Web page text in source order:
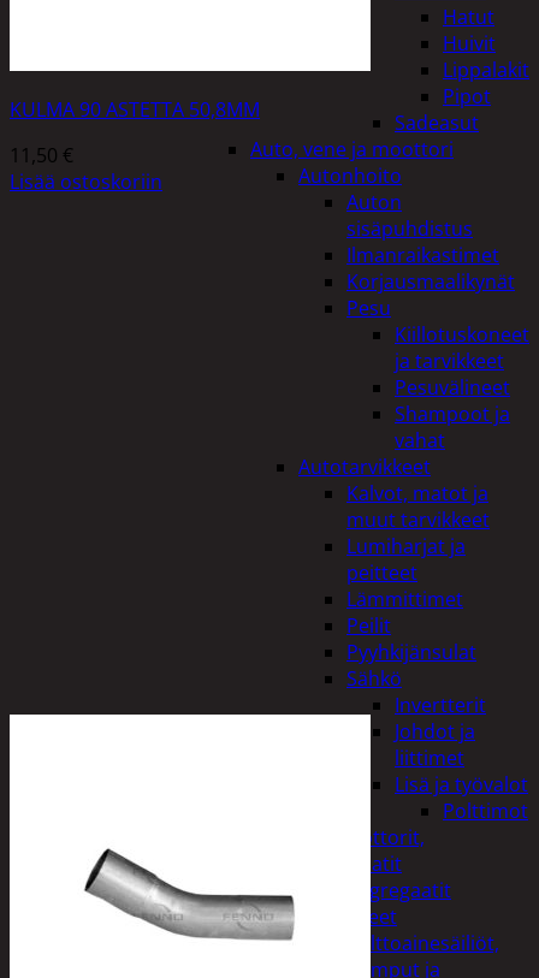
Hatut
Huivit
Lippalakit
Pipot
Sadeasut
Auto, vene ja moottori
Autonhoito
Auton
sisäpuhdistus
Ilmanraikastimet
Korjausmaalikynät
Pesu
Kiillotuskoneet
ja tarvikkeet
Pesuvälineet
Shampoot ja
vahat
Autotarvikkeet
Kalvot, matot ja
muut tarvikkeet
Lumiharjat ja
peitteet
Lämmittimet
Peilit
Pyyhkijänsulat
Sähkö
Invertterit
Johdot ja
liittimet
Lisä ja työvalot
Polttimot
Irtomoottorit,
aggregaatit
Aggregaatit
Lisälaitteet
Polttoainesäiliöt,
pumput ja
KULMA 90 ASTETTA 50,8MM
11,50 €
Lisää ostoskoriin